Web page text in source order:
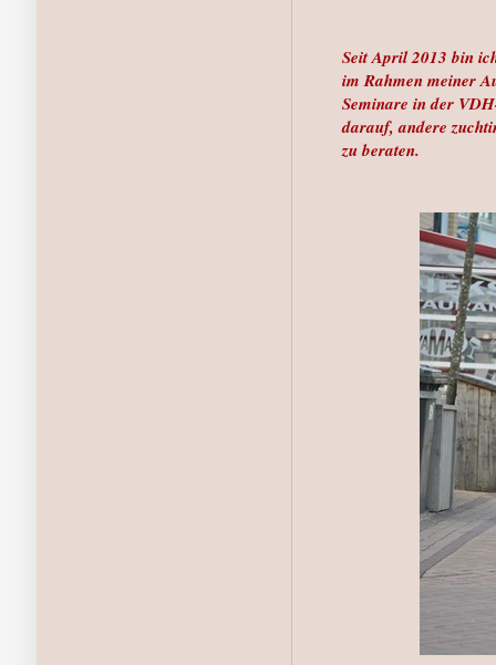
Seit April 2013 bin
im Rahmen meiner
Seminare in der
darauf, andere
zu beraten.